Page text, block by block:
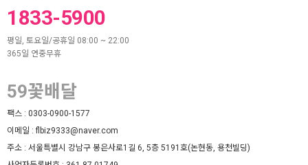
1833-5900
평일, 토요일/공휴일 08:00 ~ 22:00
365일 연중무휴
59꽃배달
팩스 : 0303-0900-1577
이메일 :flbiz9333@naver.com
주소 : 서울특별시 강남구 봉은사로1길 6, 5층 5191호(논현동, 용천빌딩)